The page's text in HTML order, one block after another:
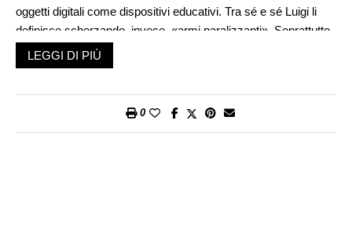
oggetti digitali come dispositivi educativi. Tra sé e sé Luigi li
definisce scherzando, invece, «armi paralizzanti». Soprattutto
quando li vede usare per disinnescare i momenti critici della
professione genitoriale.
chiusura dell’articolo. Gli stessi psicologi invitano i genitori
LEGGI DI PIÙ
0